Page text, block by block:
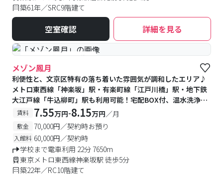
築61年／SRC9階建て
空室確認 詳細を見る
#予約受付中 #空室待ち
メゾン鳳月
利便性と、文京区特有の落ち着いた雰囲気が調和したエリア♪
メトロ東西線「神楽坂」駅・有楽町線「江戸川橋」駅・地下鉄
大江戸線「牛込柳町」駅も利用可能！宅配BOX付、温水洗浄便
座が備付★
賃料 7.55万円-8.15万円／月
敷金 70,000円／契約時お預り
入館料 60,000円／契約時
学校まで電車利用 22分 7650m
東京メトロ東西線神楽坂駅 徒歩5分
築22年／RC10階建て